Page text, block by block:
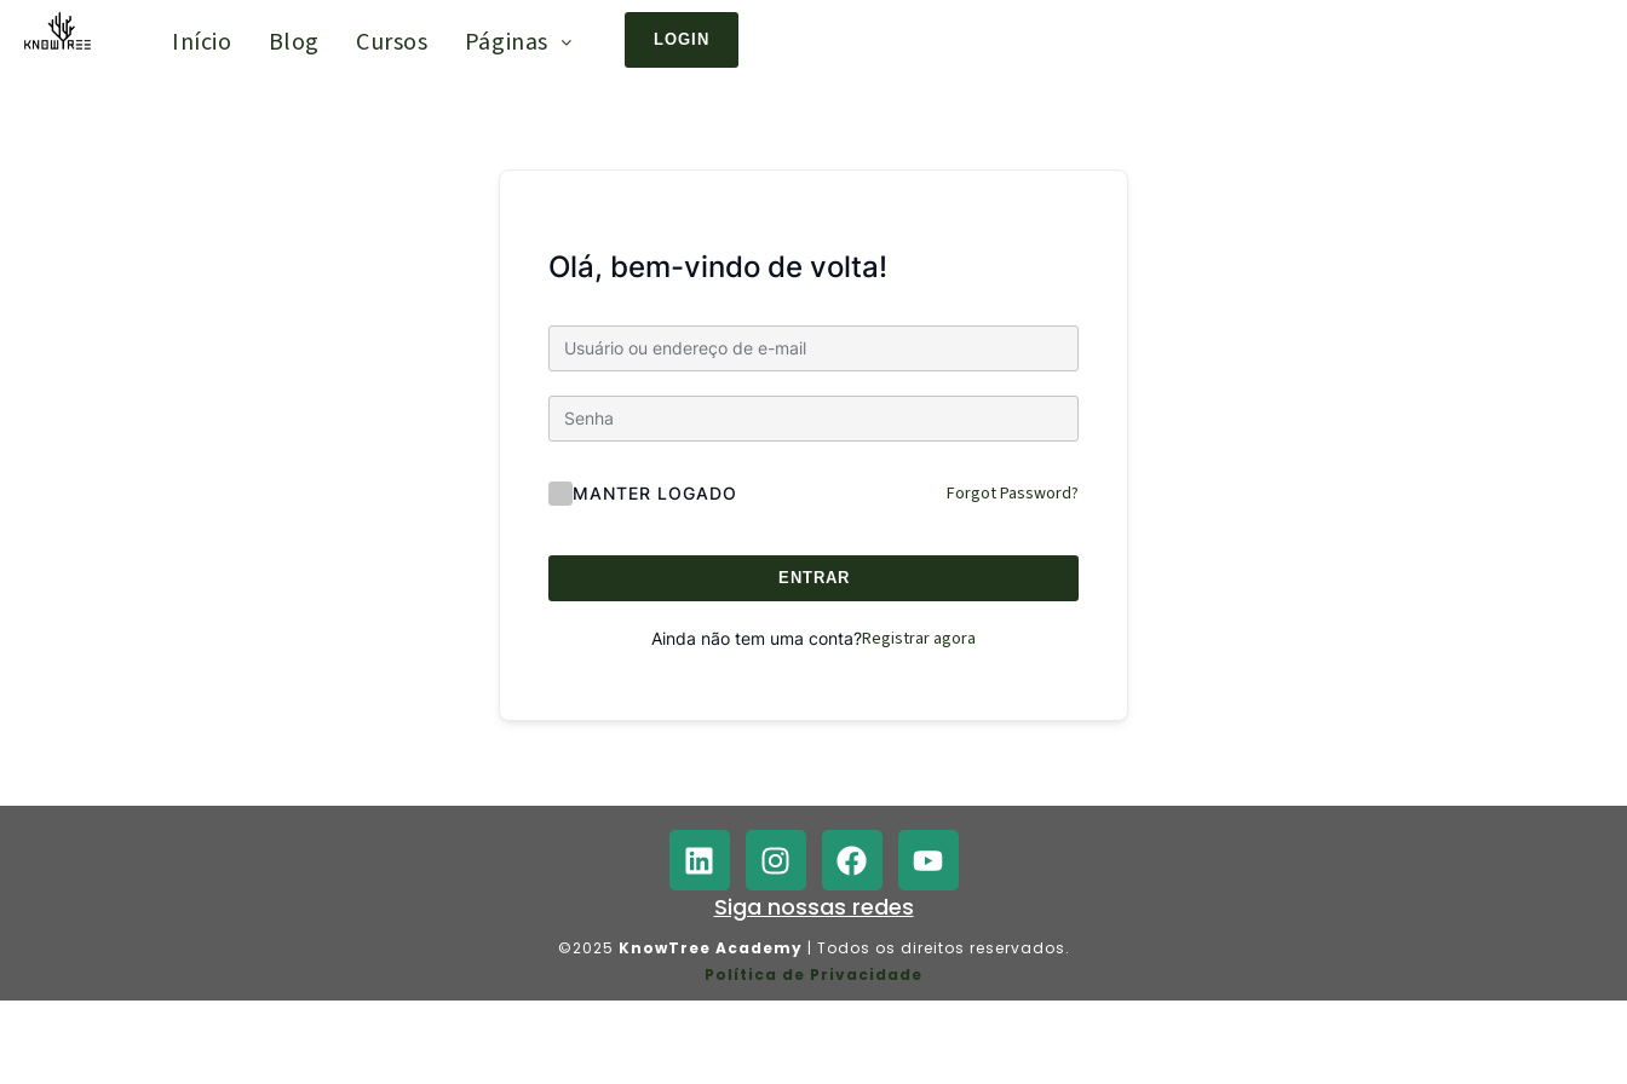
Início Blog Cursos Páginas LOGIN
Olá, bem-vindo de volta!
MANTER LOGADO Forgot Password?
ENTRAR
Ainda não tem uma conta?Registrar agora
Siga nossas redes
©2025 KnowTree Academy | Todos os direitos reservados.
Política de Privacidade